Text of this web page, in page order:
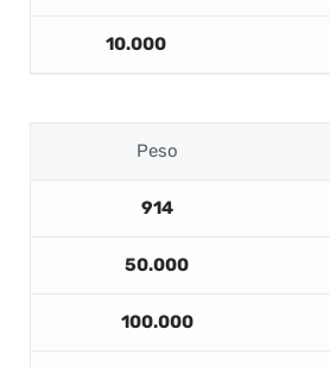
10.000
Peso
914
50.000
100.000